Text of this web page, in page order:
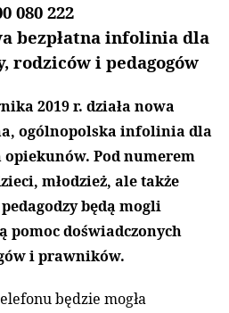
080 222
bezpłatna infolinia dla
rodziców i pedagogów
2019 r. działa nowa
ogólnopolska infolinia dla
opiekunów. Pod numerem
młodzież, ale także
będą mogli
pomoc doświadczonych
i prawników.
będzie mogła